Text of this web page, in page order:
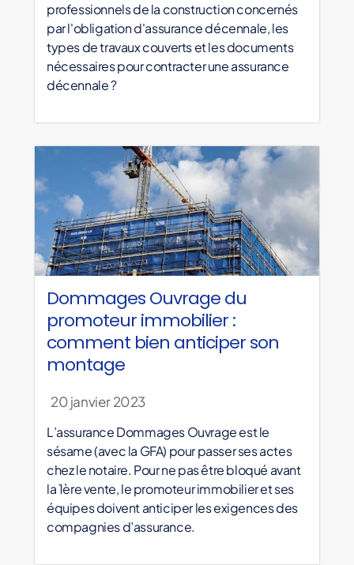
professionnels de la construction concernés
par l'obligation d'assurance décennale, les
types de travaux couverts et les documents
nécessaires pour contracter une assurance
décennale ?
Dommages Ouvrage du
promoteur immobilier :
comment bien anticiper son
montage
20 janvier 2023
L’assurance Dommages Ouvrage est le
sésame (avec la GFA) pour passer ses actes
chez le notaire. Pour ne pas être bloqué avant
la 1ère vente, le promoteur immobilier et ses
équipes doivent anticiper les exigences des
compagnies d’assurance.